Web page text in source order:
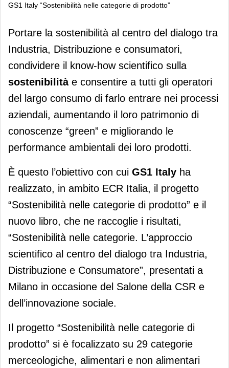
GS1 Italy “Sostenibilità nelle categorie di prodotto”
GS1 Italy: un progetto e un testo sulla
sostenibilità nel largo consumo
Portare la sostenibilità al centro del dialogo tra
Industria, Distribuzione e consumatori,
condividere il know-how scientifico sulla
sostenibilitàe consentire a tutti gli operatori
del largo consumo di farlo entrare nei processi
aziendali, aumentando il loro patrimonio di
conoscenze “green” e migliorando le
performance ambientali dei loro prodotti.
È questo l’obiettivo con cui GS1 Italy ha
realizzato, in ambito ECR Italia, il progetto
“Sostenibilità nelle categorie di prodotto” e il
nuovo libro, che ne raccoglie i risultati,
“Sostenibilità nelle categorie. L’approccio
scientifico al centro del dialogo tra Industria,
Distribuzione e Consumatore”, presentati a
Milano in occasione del Salone della CSR e
dell’innovazione sociale.
Il progetto “Sostenibilità nelle categorie di
prodotto” si è focalizzato su 29 categorie
merceologiche, alimentari e non alimentari